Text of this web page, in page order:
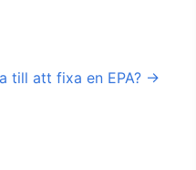
till att fixa en EPA? →